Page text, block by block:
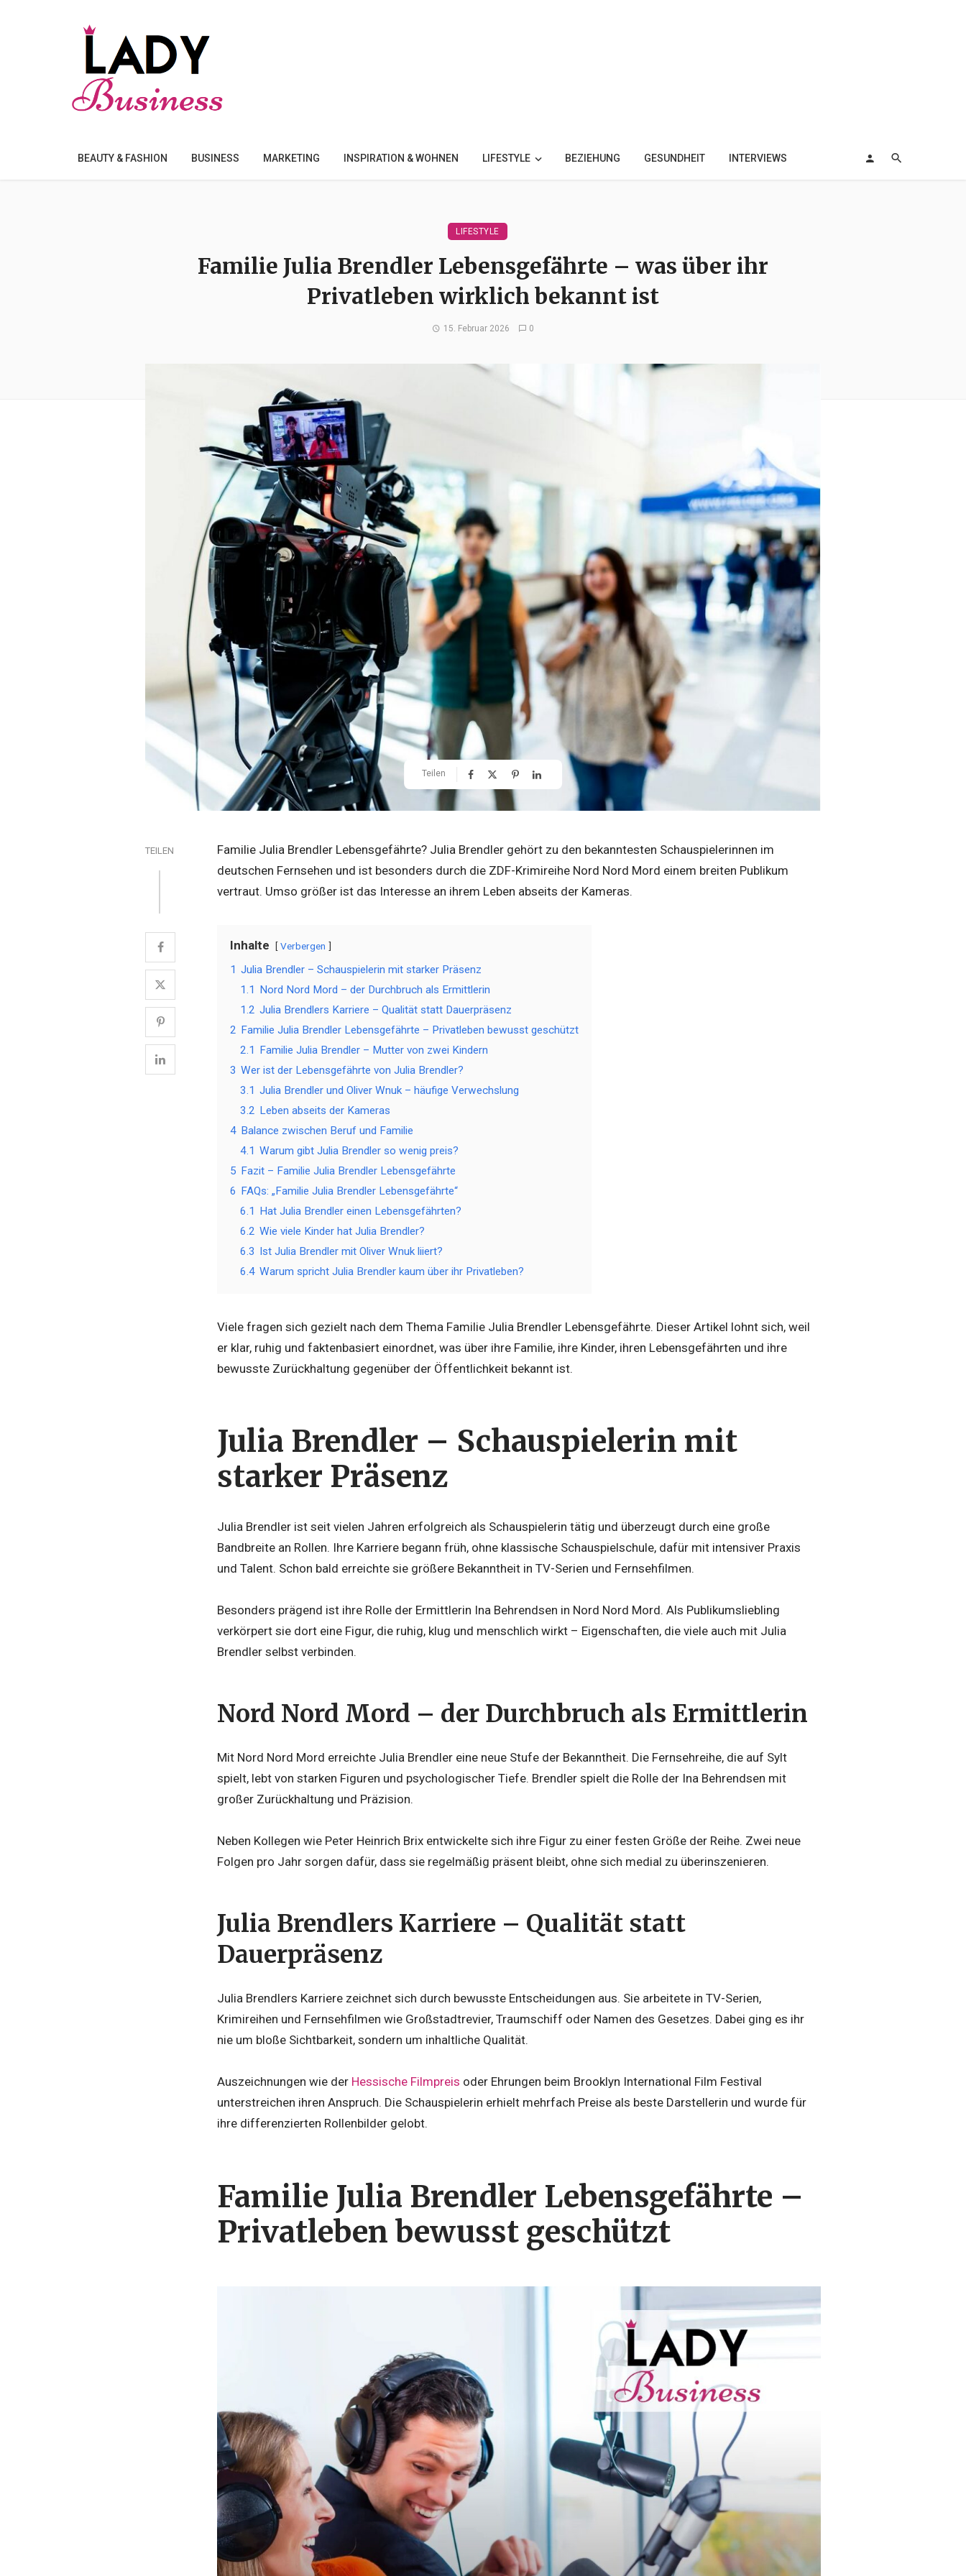
BEAUTY & FASHION BUSINESS MARKETING INSPIRATION & WOHNEN LIFESTYLE BEZIEHUNG GESUNDHEIT INTERVIEWS
LIFESTYLE
Familie Julia Brendler Lebensgefährte – was über ihr
Privatleben wirklich bekannt ist
15. Februar 2026 0
Teilen
TEILEN Familie Julia Brendler Lebensgefährte? Julia Brendler gehört zu den bekanntesten Schauspielerinnen im
deutschen Fernsehen und ist besonders durch die ZDF-Krimireihe Nord Nord Mord einem breiten Publikum
vertraut. Umso größer ist das Interesse an ihrem Leben abseits der Kameras.
Inhalte Verbergen
1 Julia Brendler – Schauspielerin mit starker Präsenz
1.1 Nord Nord Mord – der Durchbruch als Ermittlerin
1.2 Julia Brendlers Karriere – Qualität statt Dauerpräsenz
2 Familie Julia Brendler Lebensgefährte – Privatleben bewusst geschützt
2.1 Familie Julia Brendler – Mutter von zwei Kindern
3 Wer ist der Lebensgefährte von Julia Brendler?
3.1 Julia Brendler und Oliver Wnuk – häufige Verwechslung
3.2 Leben abseits der Kameras
4 Balance zwischen Beruf und Familie
4.1 Warum gibt Julia Brendler so wenig preis?
5 Fazit – Familie Julia Brendler Lebensgefährte
6 FAQs: „Familie Julia Brendler Lebensgefährte“
6.1 Hat Julia Brendler einen Lebensgefährten?
6.2 Wie viele Kinder hat Julia Brendler?
6.3 Ist Julia Brendler mit Oliver Wnuk liiert?
6.4 Warum spricht Julia Brendler kaum über ihr Privatleben?
Viele fragen sich gezielt nach dem Thema Familie Julia Brendler Lebensgefährte. Dieser Artikel lohnt sich, weil
er klar, ruhig und faktenbasiert einordnet, was über ihre Familie, ihre Kinder, ihren Lebensgefährten und ihre
bewusste Zurückhaltung gegenüber der Öffentlichkeit bekannt ist.
Julia Brendler – Schauspielerin mit
starker Präsenz
Julia Brendler ist seit vielen Jahren erfolgreich als Schauspielerin tätig und überzeugt durch eine große
Bandbreite an Rollen. Ihre Karriere begann früh, ohne klassische Schauspielschule, dafür mit intensiver Praxis
und Talent. Schon bald erreichte sie größere Bekanntheit in TV-Serien und Fernsehfilmen.
Besonders prägend ist ihre Rolle der Ermittlerin Ina Behrendsen in Nord Nord Mord. Als Publikumsliebling
verkörpert sie dort eine Figur, die ruhig, klug und menschlich wirkt – Eigenschaften, die viele auch mit Julia
Brendler selbst verbinden.
Nord Nord Mord – der Durchbruch als Ermittlerin
Mit Nord Nord Mord erreichte Julia Brendler eine neue Stufe der Bekanntheit. Die Fernsehreihe, die auf Sylt
spielt, lebt von starken Figuren und psychologischer Tiefe. Brendler spielt die Rolle der Ina Behrendsen mit
großer Zurückhaltung und Präzision.
Neben Kollegen wie Peter Heinrich Brix entwickelte sich ihre Figur zu einer festen Größe der Reihe. Zwei neue
Folgen pro Jahr sorgen dafür, dass sie regelmäßig präsent bleibt, ohne sich medial zu überinszenieren.
Julia Brendlers Karriere – Qualität statt
Dauerpräsenz
Julia Brendlers Karriere zeichnet sich durch bewusste Entscheidungen aus. Sie arbeitete in TV-Serien,
Krimireihen und Fernsehfilmen wie Großstadtrevier, Traumschiff oder Namen des Gesetzes. Dabei ging es ihr
nie um bloße Sichtbarkeit, sondern um inhaltliche Qualität.
Auszeichnungen wie der Hessische Filmpreis oder Ehrungen beim Brooklyn International Film Festival
unterstreichen ihren Anspruch. Die Schauspielerin erhielt mehrfach Preise als beste Darstellerin und wurde für
ihre differenzierten Rollenbilder gelobt.
Familie Julia Brendler Lebensgefährte –
Privatleben bewusst geschützt